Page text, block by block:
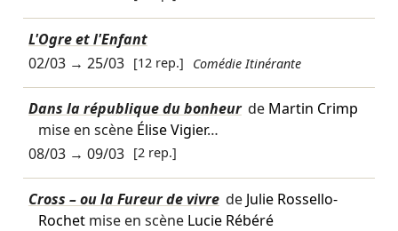
L'Ogre et l'Enfant
02/03→ 25/03 [12 rep.] Comédie Itinérante
Dans la république du bonheur de Martin Crimp
mise en scène Élise Vigier…
08/03→ 09/03 [2 rep.]
Cross – ou la Fureur de vivre de Julie Rossello-
Rochetmise en scène Lucie Rébéré